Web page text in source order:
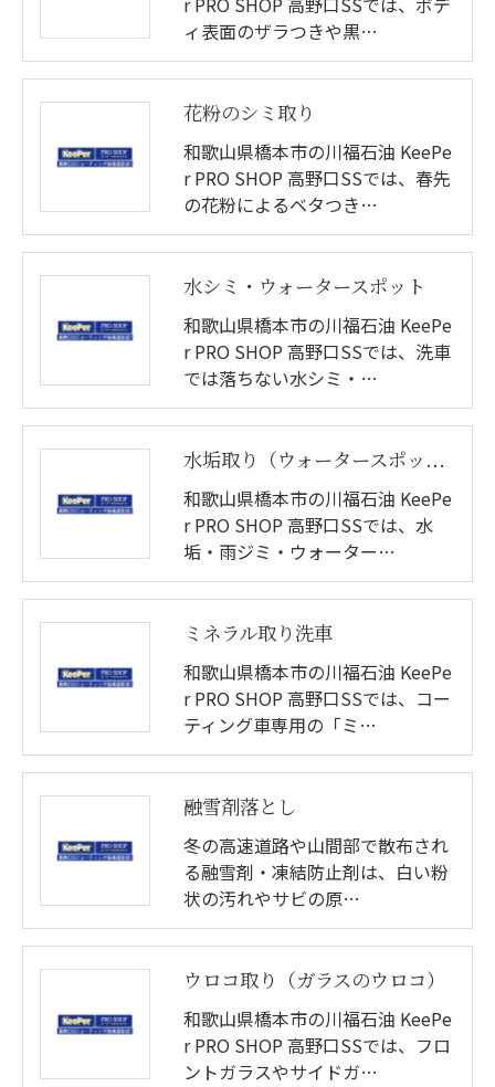
ィ表面のザラつきや黒…
花粉のシミ取り
和歌山県橋本市の川福石油 KeePe
r PRO SHOP 高野口SSでは、春先
の花粉によるベタつき…
水シミ・ウォータースポット
和歌山県橋本市の川福石油 KeePe
r PRO SHOP 高野口SSでは、洗車
では落ちない水シミ・…
水垢取り（ウォータースポット除去）
和歌山県橋本市の川福石油 KeePe
r PRO SHOP 高野口SSでは、水
垢・雨ジミ・ウォーター…
ミネラル取り洗車
和歌山県橋本市の川福石油 KeePe
r PRO SHOP 高野口SSでは、コー
ティング車専用の「ミ…
融雪剤落とし
冬の高速道路や山間部で散布され
る融雪剤・凍結防止剤は、白い粉
状の汚れやサビの原…
ウロコ取り（ガラスのウロコ）
和歌山県橋本市の川福石油 KeePe
r PRO SHOP 高野口SSでは、フロ
ントガラスやサイドガ…